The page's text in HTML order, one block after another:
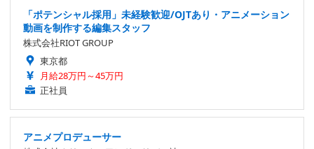
「ポテンシャル採用」未経験歓迎/OJTあり・アニメーション
動画を制作する編集スタッフ
株式会社RIOT GROUP
東京都
月給28万円～45万円
正社員
アニメプロデューサー